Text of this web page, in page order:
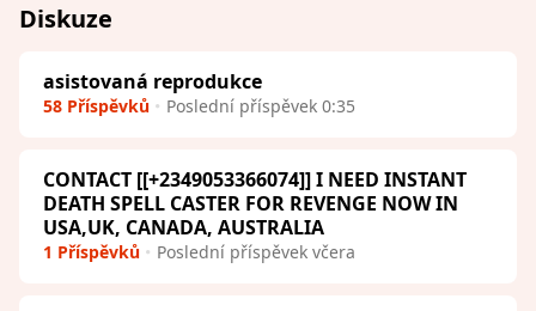
Diskuze
asistovaná reprodukce
58 Příspěvků Poslední příspěvek 0:35
CONTACT [[+2349053366074]] I NEED INSTANT
DEATH SPELL CASTER FOR REVENGE NOW IN
USA,UK, CANADA, AUSTRALIA
1 Příspěvků Poslední příspěvek včera